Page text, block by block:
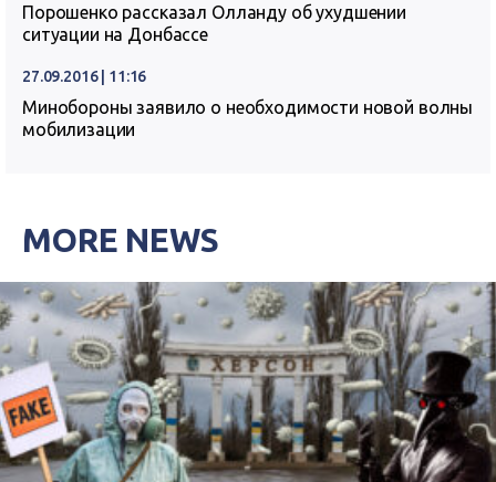
Порошенко рассказал Олланду об ухудшении
ситуации на Донбассе
27.09.2016 | 11:16
Минобороны заявило о необходимости новой волны
мобилизации
MORE NEWS